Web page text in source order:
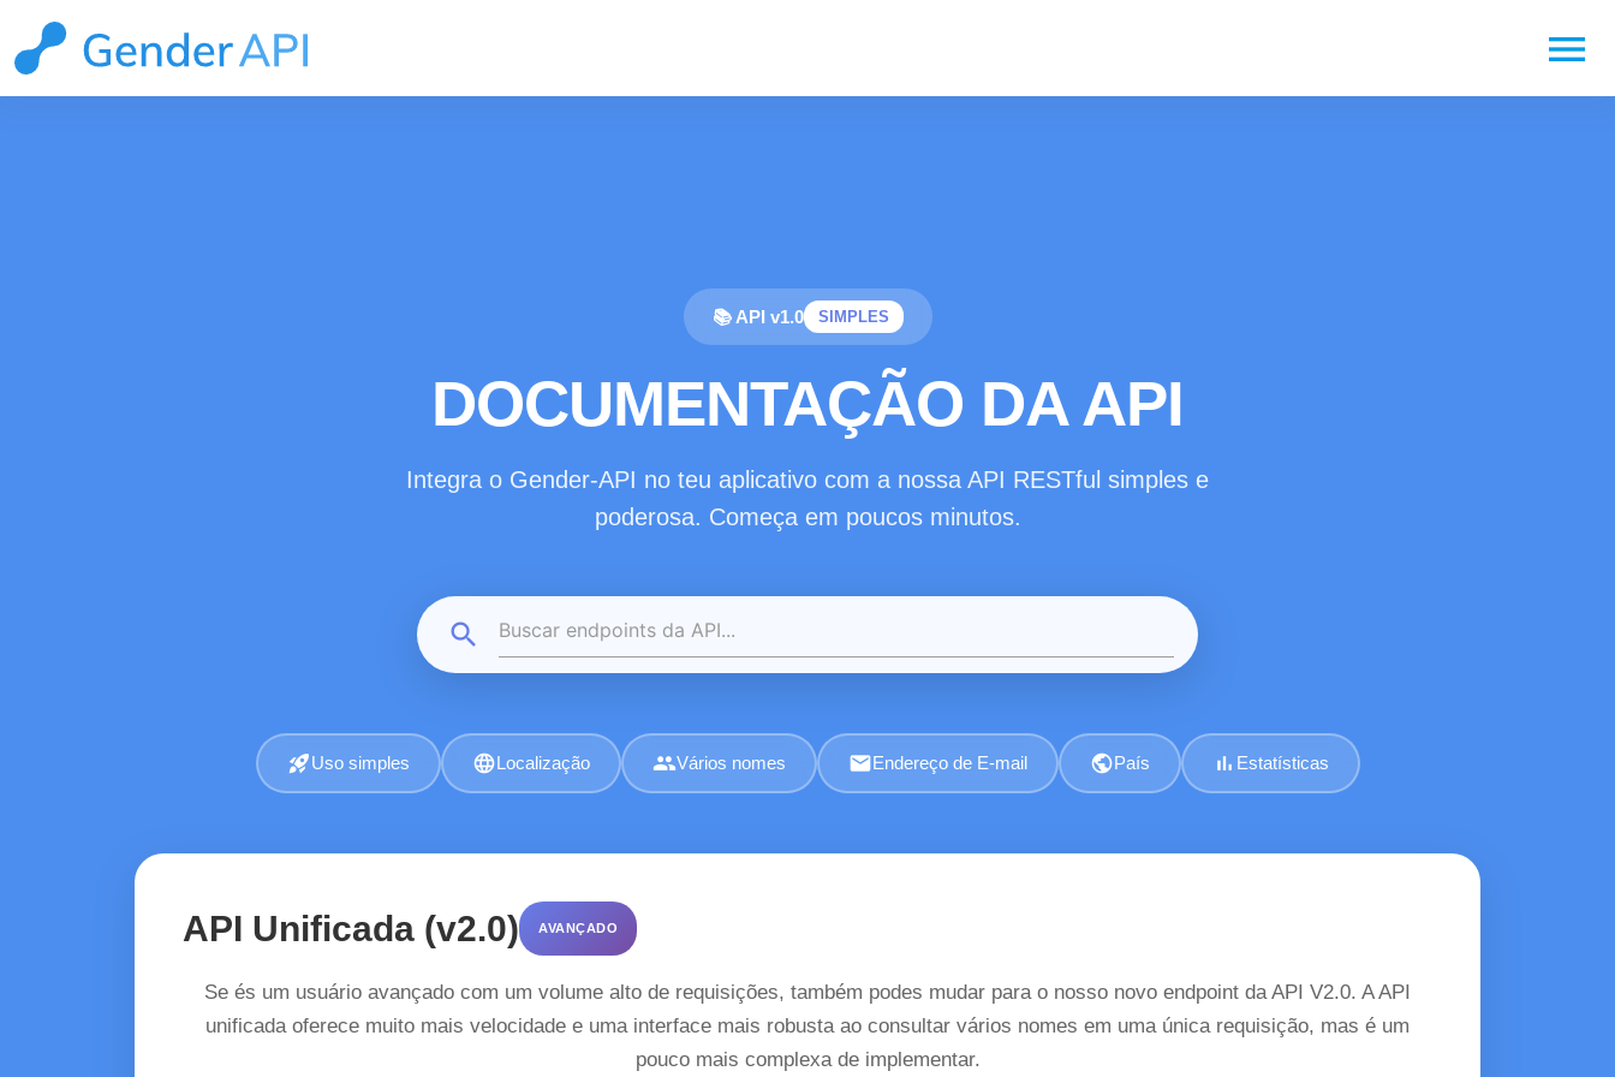
menu
📚 API v1.0 SIMPLES
DOCUMENTAÇÃO DA API
Integra o Gender-API no teu aplicativo com a nossa API RESTful simples e
poderosa. Começa em poucos minutos.
search
rocket_launchUso simples languageLocalização groupVários nomes emailEndereço de E-mail publicPaís bar_chart Estatísticas
API Unificada (v2.0) AVANÇADO
Se és um usuário avançado com um volume alto de requisições, também podes mudar para o nosso novo endpoint da API V2.0. A API
unificada oferece muito mais velocidade e uma interface mais robusta ao consultar vários nomes em uma única requisição, mas é um
pouco mais complexa de implementar.